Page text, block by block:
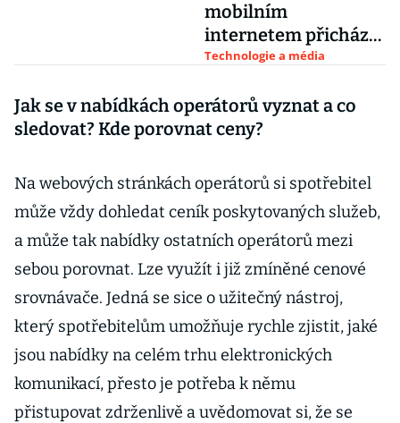
mobilním
internetem přichází i
O2
Technologie a média
Jak se v nabídkách operátorů vyznat a co
sledovat? Kde porovnat ceny?
Na webových stránkách operátorů si spotřebitel
může vždy dohledat ceník poskytovaných služeb,
a může tak nabídky ostatních operátorů mezi
sebou porovnat. Lze využít i již zmíněné cenové
srovnávače. Jedná se sice o užitečný nástroj,
který spotřebitelům umožňuje rychle zjistit, jaké
jsou nabídky na celém trhu elektronických
komunikací, přesto je potřeba k němu
přistupovat zdrženlivě a uvědomovat si, že se